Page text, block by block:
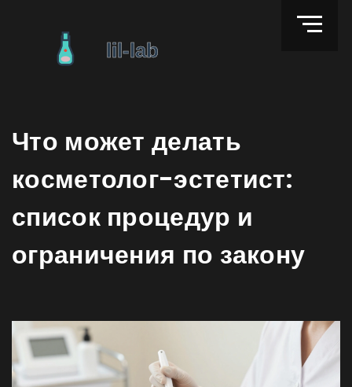
Что может делать
косметолог-эстетист:
список процедур и
ограничения по закону